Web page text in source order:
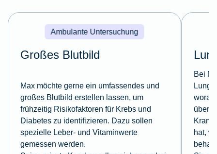
Ambulante Untersuchung
Großes Blutbild
Max möchte gerne ein umfassendes und
großes Blutbild erstellen lassen, um
frühzeitig Risikofaktoren für Krebs und
Diabetes zu identifizieren. Dazu sollen
spezielle Leber- und Vitaminwerte
gemessen werden.
Bei
hat,